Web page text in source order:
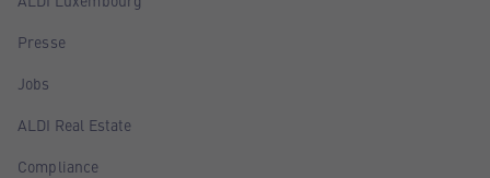
Presse
Jobs
ALDI Real Estate
Compliance